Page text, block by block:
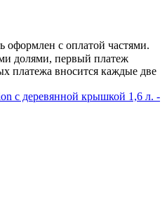
оформлен с оплатой частями.
долями, первый платеж
платежа вносится каждые две
с деревянной крышкой 1,6 л. -